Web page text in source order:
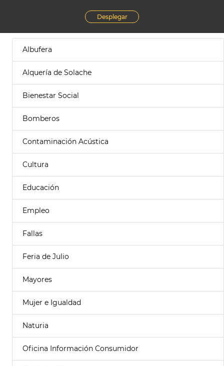
Desplegar
Albufera
Alquería de Solache
Bienestar Social
Bomberos
Contaminación Acústica
Cultura
Educación
Empleo
Fallas
Feria de Julio
Mayores
Mujer e Igualdad
Naturia
Oficina Información Consumidor